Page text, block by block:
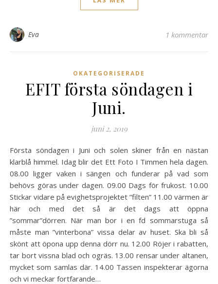
Eva 1 kommentar
OKATEGORISERADE
EFIT första söndagen i
Juni.
juni 2, 2019
Första söndagen i Juni och solen skiner från en nästan
klarblå himmel. Idag blir det Ett Foto I Timmen hela dagen.
08.00 ligger vaken i sängen och funderar på vad som
behövs göras under dagen. 09.00 Dags för frukost. 10.00
Stickar vidare på evighetsprojektet ”filten” 11.00 värmen är
här och med det så är det dags att öppna
”sommar”dörren. När man bor i en fd sommarstuga så
måste man ”vinterbona” vissa delar av huset. Ska bli så
skönt att öpona upp denna dörr nu. 12.00 Röjer i rabatten,
tar bort vissna blad och ogräs. 13.00 rensar under altanen,
mycket som samlas där. 14.00 Tassen inspekterar ägorna
och vi meckar fortfarande…